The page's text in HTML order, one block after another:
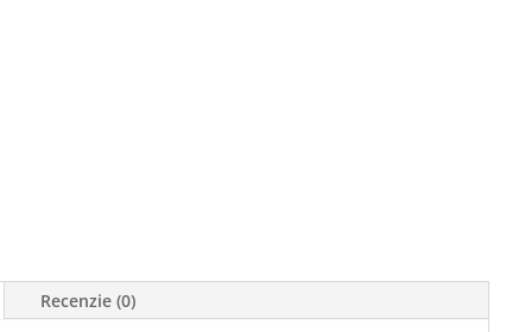
Recenzie (0)